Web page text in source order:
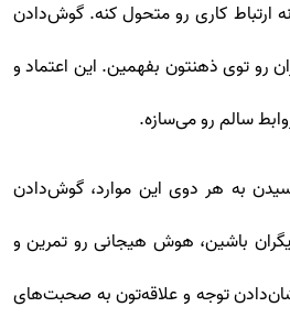
ارتباط کاری رو متحول کنه. گوش‌دادن
رو توی ذهنتون بفهمین. این اعتماد و
سالم رو می‌سازه.
به هر دوی این موارد، گوش‌دادن
باشین، هوش هیجانی رو تمرین و
توجه و علاقه‌تون به صحبت‌های